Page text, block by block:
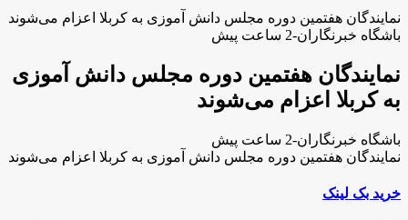
نمایندگان هفتمین دوره مجلس دانش آموزی به کربلا اعزام می‌شوند
باشگاه خبرنگاران-2 ساعت پیش
نمایندگان هفتمین دوره مجلس دانش آموزی
به کربلا اعزام می‌شوند
باشگاه خبرنگاران-2 ساعت پیش
نمایندگان هفتمین دوره مجلس دانش آموزی به کربلا اعزام می‌شوند
خرید بک لینک